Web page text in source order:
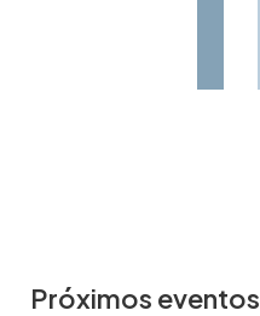
Próximos eventos